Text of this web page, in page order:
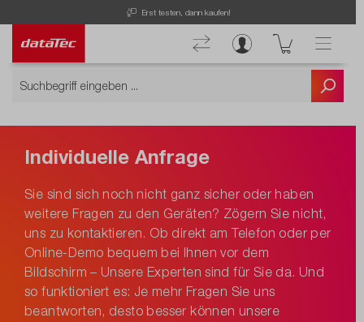
Erst testen, dann kaufen!
Individuelle Anfrage
Sie sind sich noch nicht ganz sicher oder haben
weitere Fragen zu den Geräten? Zögern Sie nicht,
uns zu kontaktieren. Ob direkt am Telefon oder per
Online-Demo bequem bei Ihnen vor dem
Bildschirm – Unsere Experten sind für Sie da. Und
so funktioniert es: Je mehr Fragen Sie uns
beantworten, desto besser können unsere